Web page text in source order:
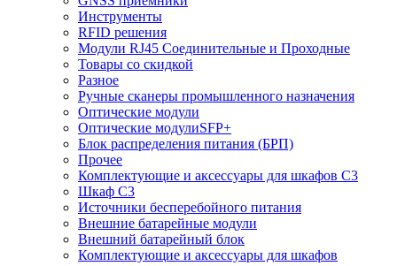
Инструменты
RFID решения
Модули RJ45 Соединительные и Проходные
Товары со скидкой
Разное
Ручные сканеры промышленного назначения
Оптические модули
Оптические модулиSFP+
Блок распределения питания (БРП)
Прочее
Комплектующие и аксессуары для шкафов C3
Шкаф C3
Источники бесперебойного питания
Внешние батарейные модули
Внешний батарейный блок
Комплектующие и аксессуары для шкафов